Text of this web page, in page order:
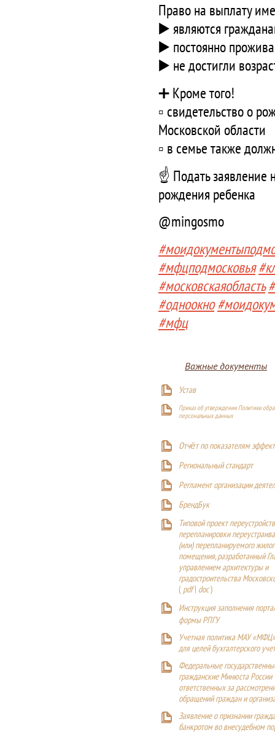
Право на выплату
▶️ являются
▶️ постоянно
▶️ не достигли
➕ Кроме того!
▫️ свидетельство о
Московской области
▫️ в семье также
☝️ Подать заявление
рождения ребенка
@mingosmo
#мфцподмосковья
#московскаяобласть
#одноокно
#мфц
Важные документы
Устав
Приказ об утверждении Политики
персональных данных
Отчёт по показателям
Региональный стандарт
Регламент организации
БрендБук
Типовой проект
перепланировки
(или) перепланируемого
помещения, разработанный
управлением архитектуры и
градостроительства
(pdf| doc)
Инструкция заполнения
формы РПГУ
Учетная политика МАУ
для целей бухгалтерского
Федеральные
гражданские Минюста России
ответственных за
обращений граждан и
Заявление о признании
банкротом во внесудебном